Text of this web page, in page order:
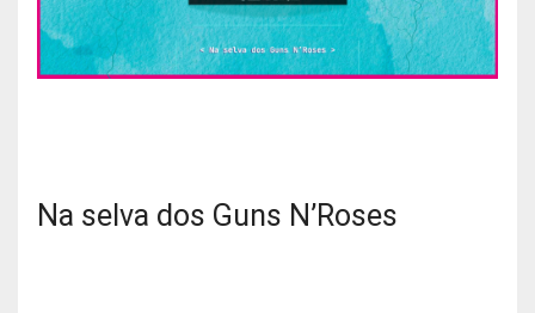
Na selva dos Guns N’Roses